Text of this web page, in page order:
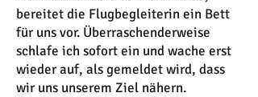
bereitet die Flugbegleiterin ein Bett
für uns vor. Überraschenderweise
schlafe ich sofort ein und wache erst
wieder auf, als gemeldet wird, dass
wir uns unserem Ziel nähern.